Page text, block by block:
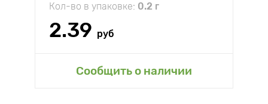
Кол-во в упаковке: 0.2 г
2.39 руб
Сообщить о наличии